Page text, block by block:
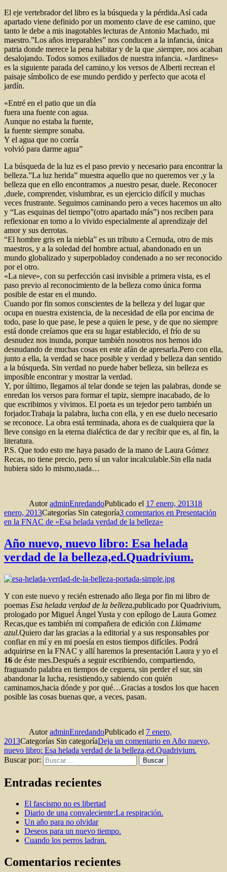
El eje vertebrador del libro es la búsqueda y la pérdida.Así cada
apartado viene definido por un momento clave de ese camino, que
tanto le debe a mis inagotables lecturas de Antonio Machado, mi
maestro.”Los años irreparables” nos conducen a la infancia, única
patria donde merece la pena habitar y de la que ,siempre, nos acaban
desalojando. Todos somos exiliados de nuestra infancia. «Jardines»
es la siguiente parada del camino,y los versos de Alberti recrean el
paisaje símbolico de ese mundo perdido y perfecto que acota el
jardín.
«Entré en el patio que un día
fuera una fuente con agua.
Aunque no estaba la fuente,
la fuente siempre sonaba.
Y el agua que no corría
volvió para darme agua”
La búsqueda de la luz es el paso previo y necesario para encontrar la
belleza.”La luz herida” muestra aquello que no queremos ver ,y la
belleza que en ello encontramos ,a nuestro pesar, duele. Reconocer
,duele, comprender, vislumbrar, es un ejercicio difícil y muchas
veces frustrante. Seguimos caminando pero a veces hacemos un alto
y “Las esquinas del tiempo”(otro apartado más”) nos reciben para
reflexionar en torno a lo vivido especialmente al aprendizaje del
amor y sus derrotas.
“El hombre gris en la niebla” es un tributo a Cernuda, otro de mis
maestros, y a la soledad del hombre actual, abandonado en un
mundo globalizado y superpobladoy condenado a no ser reconocido
por el otro.
«La nieve», con su perfección casi invisible a primera vista, es el
paso previo al reconocimiento de la belleza como única forma
posible de estar en el mundo.
Cuando por fin somos conscientes de la belleza y del lugar que
ocupa en nuestra existencia, de la necesidad de ella por encima de
todo, pase lo que pase, le pese a quien le pese, y de que no siempre
está donde creíamos que era su lugar establecido, el frío de su
desnudez nos inunda, porque también nosotros nos hemos ido
desnudando de muchas cosas en este afán de apresarla.Pero con ella,
junto a ella, la verdad se hace posible y verdad y belleza dan sentido
a la búsqueda. Sin verdad no puede haber belleza, sin belleza es
imposible encontrar y mostrar la verdad.
Y, por último, llegamos al telar donde se tejen las palabras, donde se
enredan los versos para formar el tapiz, siempre inacabado, de lo
que escribimos y vivimos. El poeta es un tejedor pero también un
forjador.Trabaja la palabra, lucha con ella, y en ese duelo necesario
se reconoce. La obra está terminada, ahora es de cualquiera que la
lleve consigo en la eterna dialéctica de dar y recibir que es, al fin, la
literatura.
P.S. Que todo esto me haya pasado de la mano de Laura Gómez
Recas, no tiene precio, pero sí un valor incalculable.Sin ella nada
hubiera sido lo mismo,nada…
AutoradminEnredandoPublicado el 17 enero, 201318
enero, 2013Categorías Sin categoría3 comentarios en Presentación
en la FNAC de «Esa helada verdad de la belleza»
Año nuevo, nuevo libro: Esa helada
verdad de la belleza,ed.Quadrivium.
Y con este nuevo y recién estrenado año llega por fin mi libro de
poemas Esa helada verdad de la belleza,publicado por Quadrivium,
prologado por Miguel Ángel Yusta y con epílogo de Laura Gomez
Recas,que es también mi compañera de edición con Llámame
azul.Quiero dar las gracias a la editorial y a sus responsables por
confiar en mí y en mi poesía en estos tiempos difíciles. Podrá
adquirirse en la FNAC y allí haremos la presentación Laura y yo el
16 de éste mes.Después a seguir escribiendo, compartiendo,
fraguando palabra en tiempos de ceguera, sin perder el sur, sin
abandonar la lucha, resistiendo,y sabiendo con quién
caminamos,hacia dónde y por qué…Gracias a tosdos los que hacen
posible las cosas buenas que, a veces, pasan.
AutoradminEnredandoPublicado el 7 enero,
2013Categorías Sin categoríaDeja un comentario en Año nuevo,
nuevo libro: Esa helada verdad de la belleza,ed.Quadrivium.
Buscar por:
Buscar
Entradas recientes
El fascismo no es libertad
Diario de una convaleciente:La respiración.
Un año para no olvidar
Deseos para un nuevo tiempo.
Cuando los perros ladran.
Comentarios recientes